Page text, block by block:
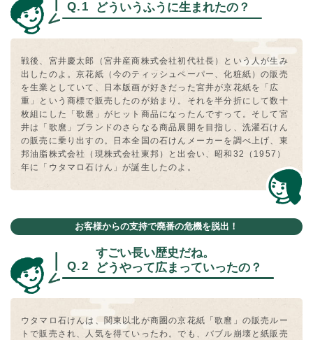
どういうふうに⽣まれたの？
戦後、宮井慶太郎（宮井産商株式会社初代社⻑）という⼈が⽣み
出したのよ。京花紙（今のティッシュペーパー、化粧紙）の販売
を⽣業としていて、⽇本版画が好きだった宮井が京花紙を「広
重」という商標で販売したのが始まり。それを半分折にして数⼗
枚組にした「歌麿」がヒット商品になったんですって。そして宮
井は「歌麿」ブランドのさらなる商品展開を⽬指し、洗濯⽯けん
の販売に乗り出すの。⽇本全国の⽯けんメーカーを調べ上げ、東
邦油脂株式会社（現株式会社東邦）と出会い、昭和32（1957）
年に「ウタマロ⽯けん」が誕⽣したのよ。
お客様からの支持で廃番の危機を脱出！
すごい⻑い歴史だね。
どうやって広まっていったの？
ウタマロ⽯けんは、関東以北が商圏の京花紙「歌麿」の販売ルー
トで販売され、⼈気を得ていったわ。でも、バブル崩壊と紙販売